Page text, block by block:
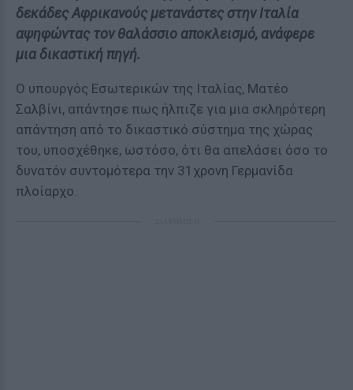
δεκάδες Αφρικανούς μετανάστες στην Ιταλία
αψηφώντας τον θαλάσσιο αποκλεισμό, ανάφερε
μια δικαστική πηγή.
Ο υπουργός Εσωτερικών της Ιταλίας, Ματέο
Σαλβίνι, απάντησε πως ήλπιζε για μια σκληρότερη
απάντηση από το δικαστικό σύστημα της χώρας
του, υποσχέθηκε, ωστόσο, ότι θα απελάσει όσο το
δυνατόν συντομότερα την 31χρονη Γερμανίδα
πλοίαρχο.